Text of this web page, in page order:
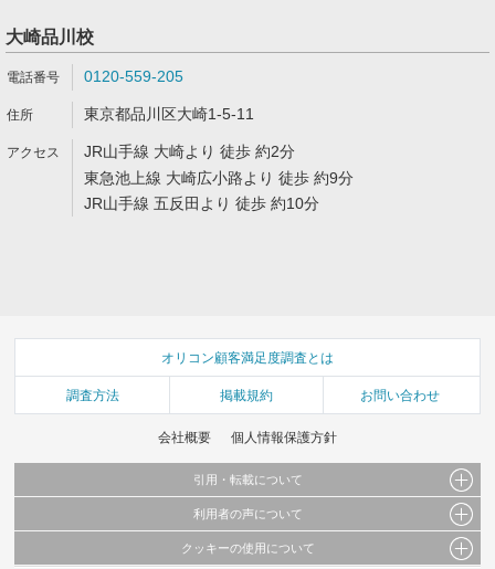
大崎品川校
0120-559-205
東京都品川区大崎1-5-11
JR山手線 大崎より 徒歩 約2分
東急池上線 大崎広小路より 徒歩 約9分
JR山手線 五反田より 徒歩 約10分
オリコン顧客満足度調査とは
調査方法 掲載規約 お問い合わせ
会社概要 個人情報保護方針
引用・転載について
当サイトで公開されている情報（文字、写真、イラスト、画像データ等）及びこれらの配
これらの情報を権利者の許可なく無断転載・複製などの二次利用を行うことは固く禁じて
利用者の声について
当サイトに掲載している内容はすべてサービスの利用者が提出された見解・感想です。
クッキーの使用について